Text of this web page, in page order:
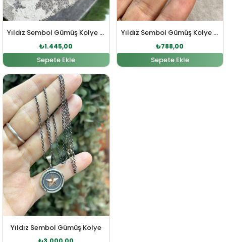
Yıldız Sembol Gümüş Kolye Ucu
₺1.445,00
Sepete Ekle
Yıldız Sembol Gümüş Kolye Ucu
₺788,00
Sepete Ekle
Yıldız Sembol Gümüş Kolye
Orijinal fiyat: ₺3.200,00.Şu andaki fiyat: ₺3.000,00.